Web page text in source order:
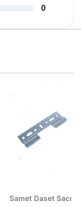
0
Samet Daset Sacı